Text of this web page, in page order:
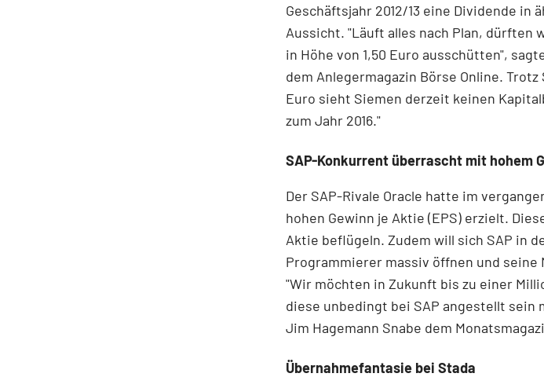
Geschäftsjahr 2012/13 eine Dividende in
Aussicht. "Läuft alles nach Plan, dürften
in Höhe von 1,50 Euro ausschütten",
dem Anlegermagazin Börse Online.
Euro sieht Siemen derzeit keinen
zum Jahr 2016."
SAP-Konkurrent überrascht mit hohem
Der SAP-Rivale Oracle hatte im
hohen Gewinn je Aktie (EPS) erzielt.
Aktie beflügeln. Zudem will sich SAP in
Programmierer massiv öffnen und
"Wir möchten in Zukunft bis zu einer
diese unbedingt bei SAP angestellt sein
Jim Hagemann Snabe dem
Übernahmefantasie bei Stada